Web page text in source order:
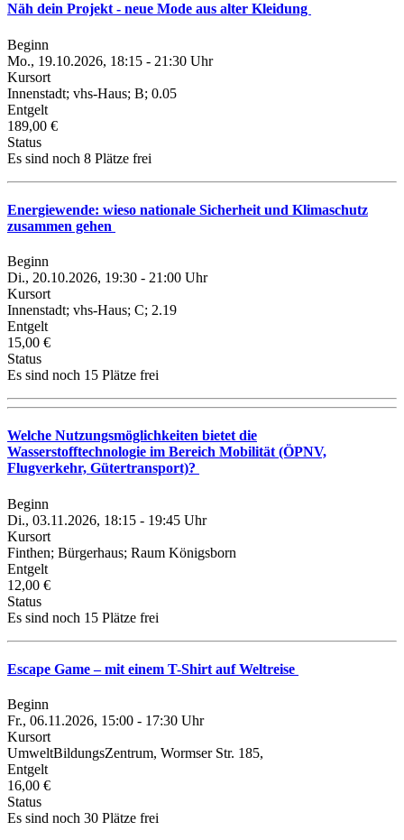
Näh dein Projekt - neue Mode aus alter Kleidung
Beginn
Mo., 19.10.2026, 18:15 - 21:30 Uhr
Kursort
Innenstadt; vhs-Haus; B; 0.05
Entgelt
189,00 €
Status
Es sind noch 8 Plätze frei
Energiewende: wieso nationale Sicherheit und Klimaschutz
zusammen gehen
Beginn
Di., 20.10.2026, 19:30 - 21:00 Uhr
Kursort
Innenstadt; vhs-Haus; C; 2.19
Entgelt
15,00 €
Status
Es sind noch 15 Plätze frei
Welche Nutzungsmöglichkeiten bietet die
Wasserstofftechnologie im Bereich Mobilität (ÖPNV,
Flugverkehr, Gütertransport)?
Beginn
Di., 03.11.2026, 18:15 - 19:45 Uhr
Kursort
Finthen; Bürgerhaus; Raum Königsborn
Entgelt
12,00 €
Status
Es sind noch 15 Plätze frei
Escape Game – mit einem T-Shirt auf Weltreise
Beginn
Fr., 06.11.2026, 15:00 - 17:30 Uhr
Kursort
UmweltBildungsZentrum, Wormser Str. 185,
Entgelt
16,00 €
Status
Es sind noch 30 Plätze frei